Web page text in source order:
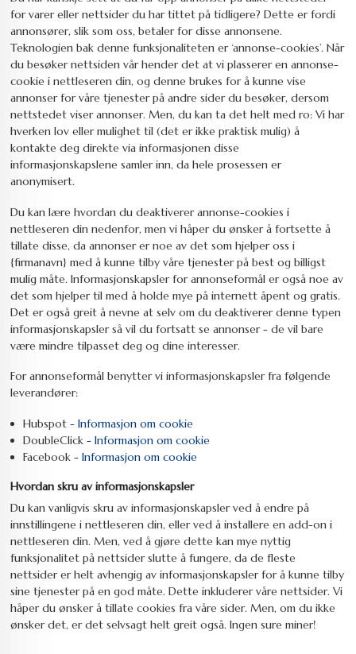
for varer eller nettsider du har tittet på tidligere? Dette er fordi
annonsører, slik som oss, betaler for disse annonsene.
Teknologien bak denne funksjonaliteten er ‘annonse-cookies’. Når
du besøker nettsiden vår hender det at vi plasserer en annonse-
cookie i nettleseren din, og denne brukes for å kunne vise
annonser for våre tjenester på andre sider du besøker, dersom
nettstedet viser annonser. Men, du kan ta det helt med ro: Vi har
hverken lov eller mulighet til (det er ikke praktisk mulig) å
kontakte deg direkte via informasjonen disse
informasjonskapslene samler inn, da hele prosessen er
anonymisert.
Du kan lære hvordan du deaktiverer annonse-cookies i
nettleseren din nedenfor, men vi håper du ønsker å fortsette å
tillate disse, da annonser er noe av det som hjelper oss i
{firmanavn} med å kunne tilby våre tjenester på best og billigst
mulig måte. Informasjonskapsler for annonseformål er også noe av
det som hjelper til med å holde mye på internett åpent og gratis.
Det er også greit å nevne at selv om du deaktiverer denne typen
informasjonskapsler så vil du fortsatt se annonser - de vil bare
være mindre tilpasset deg og dine interesser.
For annonseformål benytter vi informasjonskapsler fra følgende
leverandører:
Hubspot - Informasjon om cookie
DoubleClick - Informasjon om cookie
Facebook - Informasjon om cookie
Hvordan skru av informasjonskapsler
Du kan vanligvis skru av informasjonskapsler ved å endre på
innstillingene i nettleseren din, eller ved å installere en add-on i
nettleseren din. Men, ved å gjøre dette kan mye nyttig
funksjonalitet på nettsider slutte å fungere, da de fleste
nettsider er helt avhengig av informasjonskapsler for å kunne tilby
sine tjenester på en god måte. Dette inkluderer våre nettsider. Vi
håper du ønsker å tillate cookies fra våre sider. Men, om du ikke
ønsker det, er det selvsagt helt greit også. Ingen sure miner!